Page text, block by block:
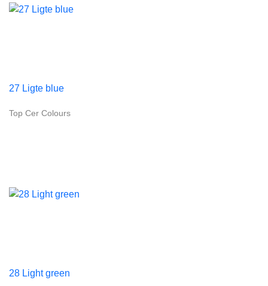
27 Ligte blue
Top Cer Colours
28 Light green